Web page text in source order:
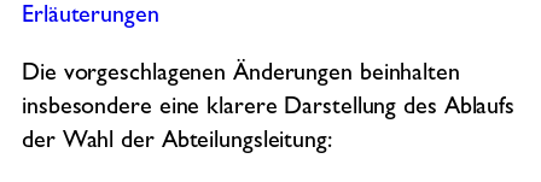
Erläuterungen
Die vorgeschlagenen Änderungen beinhalten
insbesondere eine klarere Darstellung des Ablaufs
der Wahl der Abteilungsleitung: